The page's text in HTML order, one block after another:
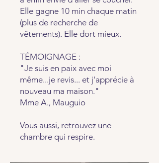
Elle gagne 10 min chaque matin
(plus de recherche de
vêtements). Elle dort mieux.
TÉMOIGNAGE :
"Je suis en paix avec moi
même...je revis... et j'apprécie à
nouveau ma maison."
Mme A., Mauguio
Vous aussi, retrouvez une
chambre qui respire.